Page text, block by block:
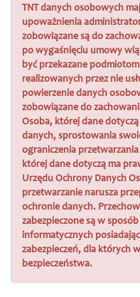
TNT danych osobowych
upoważnienia
zobowiązane są do
po wygaśnięciu umowy
być przekazane
realizowanych przez nie
powierzenie danych
zobowiązane do
Osoba, której dane
danych, sprostowania
ograniczenia
której dane dotyczą ma
Urzędu Ochrony Danych
przetwarzanie narusza
ochronie danych.
zabezpieczone są w
informatycznych
zabezpieczeń, dla których
bezpieczeństwa.